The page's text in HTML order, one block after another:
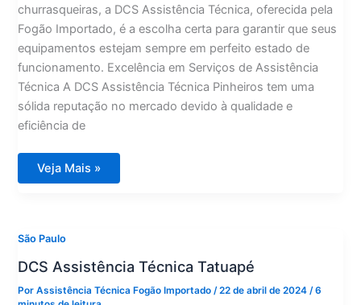
churrasqueiras, a DCS Assistência Técnica, oferecida pela
Fogão Importado, é a escolha certa para garantir que seus
equipamentos estejam sempre em perfeito estado de
funcionamento. Excelência em Serviços de Assistência
Técnica A DCS Assistência Técnica Pinheiros tem uma
sólida reputação no mercado devido à qualidade e
eficiência de
DCS
Assistência
Veja Mais »
São Paulo
DCS Assistência Técnica Tatuapé
PorAssistência Técnica Fogão Importado/22 de abril de 2024/6